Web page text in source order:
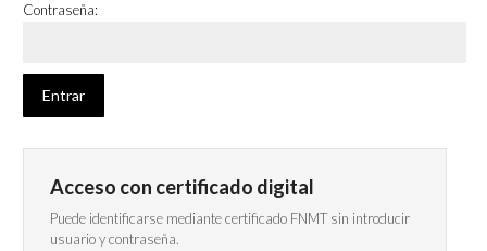
Contraseña:
Acceso con certificado digital
Puede identificarse mediante certificado FNMT sin introducir
usuario y contraseña.